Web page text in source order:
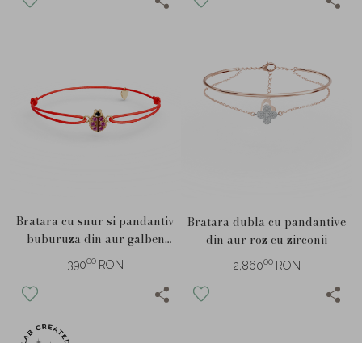
Bratara cu snur si pandantiv
buburuza din aur galben
pentru copii
39000 RON
Bratara dubla cu pandantive
din aur roz cu zirconii
2,86000 RON